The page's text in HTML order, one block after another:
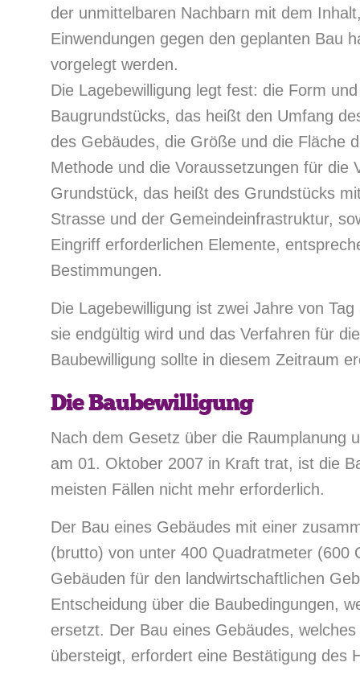
der unmittelbaren Nachbarn mit dem
Einwendungen gegen den geplanten Bau
vorgelegt werden.
Die Lagebewilligung legt fest: die Form
Baugrundstücks, das heißt den Umfang
des Gebäudes, die Größe und die Fläche
Methode und die Voraussetzungen für die
Grundstück, das heißt des Grundstücks
Strasse und der Gemeindeinfrastruktur,
Eingriff erforderlichen Elemente,
Bestimmungen.
Die Lagebewilligung ist zwei Jahre von
sie endgültig wird und das Verfahren für
Baubewilligung sollte in diesem Zeitraum
Die Baubewilligung
Nach dem Gesetz über die Raumplanung
am 01. Oktober 2007 in Kraft trat, ist die
meisten Fällen nicht mehr erforderlich.
Der Bau eines Gebäudes mit einer
(brutto) von unter 400 Quadratmeter (600
Gebäuden für den landwirtschaftlichen
Entscheidung über die Baubedingungen,
ersetzt. Der Bau eines Gebäudes,
übersteigt, erfordert eine Bestätigung des